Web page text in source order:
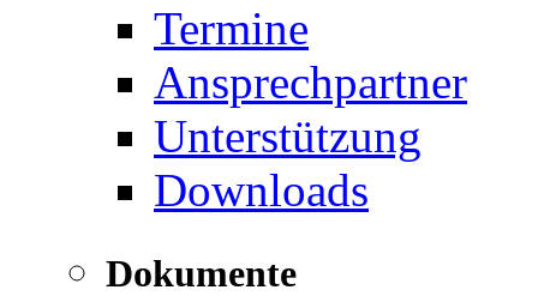
Termine
Ansprechpartner
Unterstützung
Downloads
Dokumente